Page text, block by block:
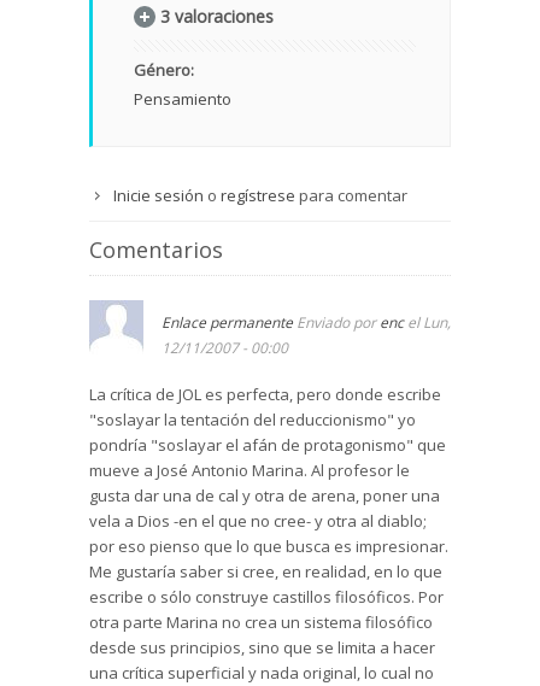
3 valoraciones
Género:
Pensamiento
Inicie sesión o regístrese para comentar
Comentarios
Enlace permanente Enviado porencel Lun,
12/11/2007 - 00:00
La crítica de JOL es perfecta, pero donde escribe
"soslayar la tentación del reduccionismo" yo
pondría "soslayar el afán de protagonismo" que
mueve a José Antonio Marina. Al profesor le
gusta dar una de cal y otra de arena, poner una
vela a Dios -en el que no cree- y otra al diablo;
por eso pienso que lo que busca es impresionar.
Me gustaría saber si cree, en realidad, en lo que
escribe o sólo construye castillos filosóficos. Por
otra parte Marina no crea un sistema filosófico
desde sus principios, sino que se limita a hacer
una crítica superficial y nada original, lo cual no